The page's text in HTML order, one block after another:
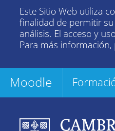
Este Sitio Web utiliza
finalidad de permitir
análisis. El acceso y
Para más
Moodle